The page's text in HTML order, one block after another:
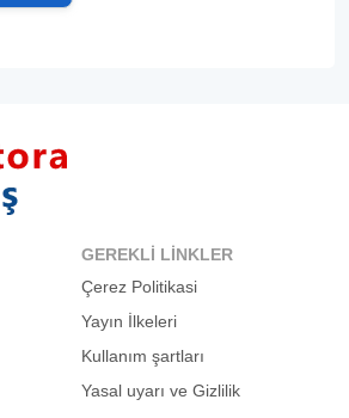
GEREKLI LINKLER
Çerez Politikasi
Yayın İlkeleri
Kullanım şartları
Yasal uyarı ve Gizlilik